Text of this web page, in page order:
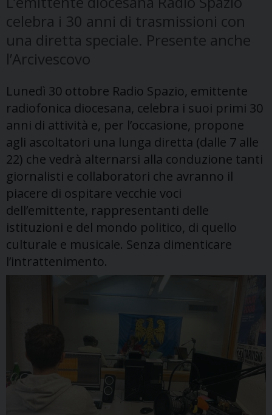
celebra i 30 anni di trasmissioni con
una diretta speciale. Presente anche
l’Arcivescovo
Lunedì 30 ottobre Radio Spazio, emittente
radiofonica diocesana, celebra i suoi primi 30
anni di attività e, per l’occasione, propone
agli ascoltatori una lunga diretta (dalle 7 alle
22) che vedrà alternarsi alla conduzione tanti
giornalisti e collaboratori che avranno il
piacere di ospitare vecchie voci
dell’emittente, rappresentanti delle
istituzioni e del mondo politico, di quello
culturale e musicale. Senza dimenticare
l’intrattenimento.